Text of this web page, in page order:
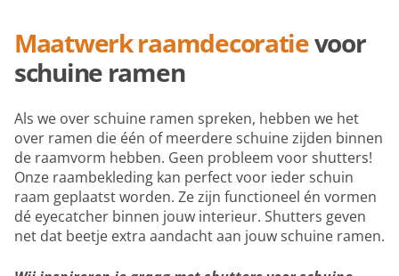
Maatwerk raamdecoratievoor
schuine ramen
Als we over schuine ramen spreken, hebben we het
over ramen die één of meerdere schuine zijden binnen
de raamvorm hebben. Geen probleem voor shutters!
Onze raambekleding kan perfect voor ieder schuin
raam geplaatst worden. Ze zijn functioneel én vormen
dé eyecatcher binnen jouw interieur. Shutters geven
net dat beetje extra aandacht aan jouw schuine ramen.